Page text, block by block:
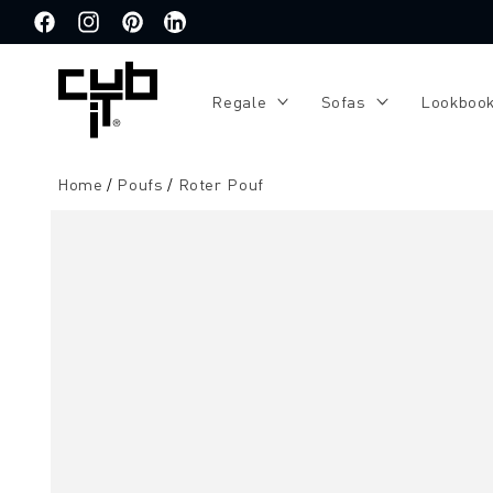
zum
Inhalt
FacebookInstagramPinterestTranslation
Regale Sofas Lookbook
Home Poufs Roter Pouf